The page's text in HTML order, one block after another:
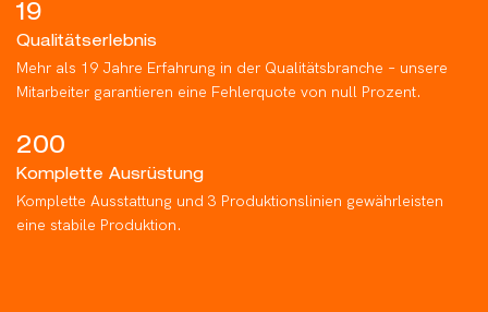
19
Qualitätserlebnis
Mehr als 19 Jahre Erfahrung in der Qualitätsbranche – unsere
Mitarbeiter garantieren eine Fehlerquote von null Prozent.
200
Komplette Ausrüstung
Komplette Ausstattung und 3 Produktionslinien gewährleisten
eine stabile Produktion.